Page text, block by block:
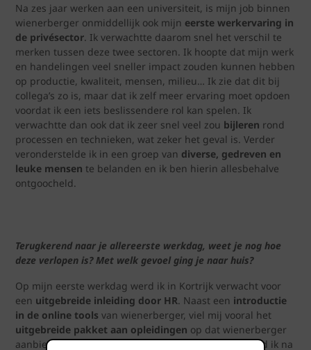
Na zes jaar werken aan een universiteit, is mijn job binnen
wienerberger onmiddellijk ook mijn eerste werkervaring in
de privésector. Ik verwachtte daarom snel het verschil te
merken tussen deze twee sectoren. Ik hoopte dat mijn werk
en handelingen veel sneller impact zouden kunnen hebben
op productie, kwaliteit, mensen, milieu… Ik zie dat dit bij
collega’s zo is, maar dat ik zelf meer ervaring moet opdoen
voordat ik een iets beslissendere rol kan spelen. Ik
verwachtte dan ook dat ik zeer snel veel zou bijleren rond
processen en technieken, wat zeker het geval is. Verder
veronderstelde ik in een groep van diverse, gedreven en
leuke mensen te belanden en ik ben hierin allesbehalve
ontgoocheld.
Terugkerend naar je allereerste werkdag, weet je nog hoe
deze verlopen is? Met welk gevoel ging je naar huis?
Op mijn eerste werkdag werd ik in Kortrijk verwacht voor
een uitgebreide inleiding door HR. Naast een introductie
in de online tools van wienerberger, viel mij vooral het
uitgebreide pakket aan opleidingen op dat wienerberger
aanbiedt. Na het ophalen van de laptop en gsm, werd ik na